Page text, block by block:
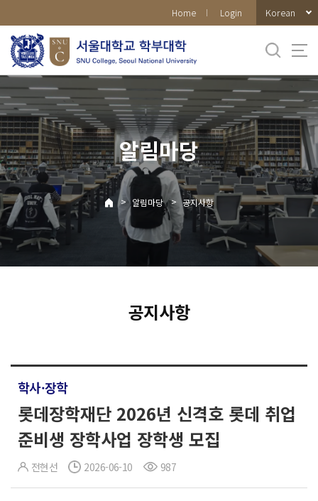
메뉴
Home Login Korean
알림마당
> 알림마당 > 공지사항
공지사항
학사·장학
롯데장학재단 2026년 신격호 롯데 취업
준비생 장학사업 장학생 모집
전현선 2026-06-10 987